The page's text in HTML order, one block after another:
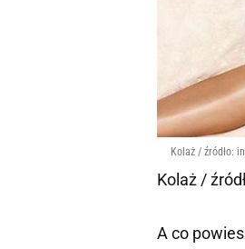
Kolaż / źródło:
Kolaż /
A co